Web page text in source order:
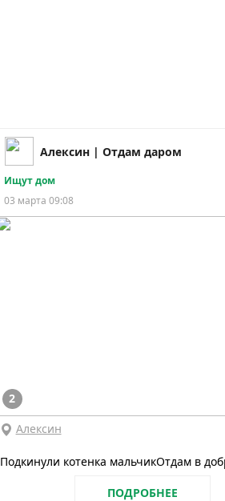
Алексин | Отдам даром
Ищут дом
03 марта 09:08
2
Алексин
Подкинули котенка мальчикОтдам в
ПОДРОБНЕЕ